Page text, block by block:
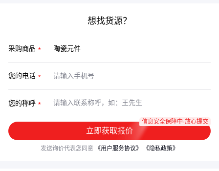
想找货源？
采购商品
您的电话
您的称呼
立即获取报价
信息安全保障中·放心提交
发送询价代表您同意 《用户服务协议》 《隐私政策》